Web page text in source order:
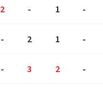
2 - 1 -
- 2 1 -
- 3 2 -